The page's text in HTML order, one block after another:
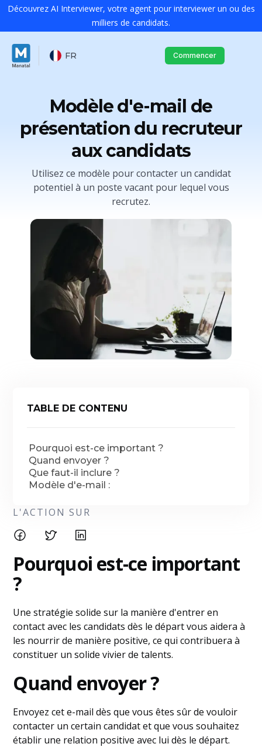
Découvrez AI Interviewer, votre agent pour interviewer un ou des
milliers de candidats.
FR Commencer
Modèle d'e-mail de
présentation du recruteur
aux candidats
Utilisez ce modèle pour contacter un candidat
potentiel à un poste vacant pour lequel vous
recrutez.
TABLE DE CONTENU
Pourquoi est-ce important ?
Quand envoyer ?
Que faut-il inclure ?
Modèle d'e-mail :
L'ACTION SUR
Pourquoi est-ce important
?
Une stratégie solide sur la manière d'entrer en
contact avec les candidats dès le départ vous aidera à
les nourrir de manière positive, ce qui contribuera à
constituer un solide vivier de talents.
Quand envoyer ?
Envoyez cet e-mail dès que vous êtes sûr de vouloir
contacter un certain candidat et que vous souhaitez
établir une relation positive avec lui dès le départ.